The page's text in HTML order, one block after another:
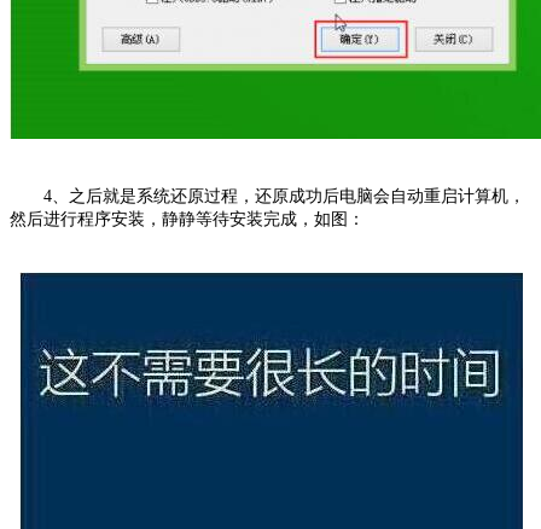
4、之后就是系统还原过程，还原成功后电脑会自动重启计算机，
然后进行程序安装，静静等待安装完成，如图：